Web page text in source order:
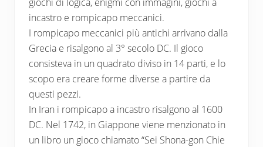
incastro e rompicapo meccanici.
I rompicapo meccanici più antichi arrivano dalla
Grecia e risalgono al 3° secolo DC. Il gioco
consisteva in un quadrato diviso in 14 parti, e lo
scopo era creare forme diverse a partire da
questi pezzi.
In Iran i rompicapo a incastro risalgono al 1600
DC. Nel 1742, in Giappone viene menzionato in
un libro un gioco chiamato “Sei Shona-gon Chie